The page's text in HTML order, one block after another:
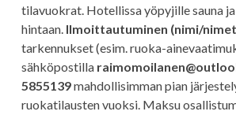
tilavuokrat. Hotellissa yöpyjille sauna ja
hintaan. Ilmoittautuminen (nimi/
tarkennukset (esim. ruoka-
sähköpostilla
5855139mahdollisimman pian
ruokatilausten vuoksi. Maksu